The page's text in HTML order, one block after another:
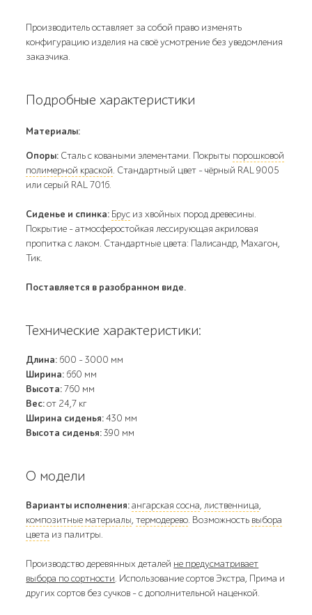
Производитель оставляет за собой право изменять
конфигурацию изделия на своё усмотрение без уведомления
заказчика.
Подробные характеристики
Материалы:
Опоры: Сталь с коваными элементами. Покрыты порошковой
полимерной краской. Стандартный цвет – чёрный RAL 9005
или серый RAL 7016.
Сиденье и спинка: Брус из хвойных пород древесины.
Покрытие - атмосферостойкая лессирующая акриловая
пропитка с лаком. Стандартные цвета: Палисандр, Махагон,
Тик.
Поставляется в разобранном виде.
Технические характеристики:
Длина: 600 - 3000 мм
Ширина: 660 мм
Высота:760 мм
Вес:от 24,7 кг
Ширина сиденья:430 мм
Высота сиденья:390 мм
О модели
Варианты исполнения:ангарская сосна,лиственница,
композитные материалы,термодерево. Возможность выбора
цвета из палитры.
Производство деревянных деталей не предусматривает
выбора по сортности. Использование сортов Экстра, Прима и
других сортов без сучков - с дополнительной наценкой.